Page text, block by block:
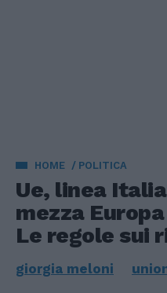
HOME POLITICA
Ue, linea
mezza
Le regole sui
giorgia meloni